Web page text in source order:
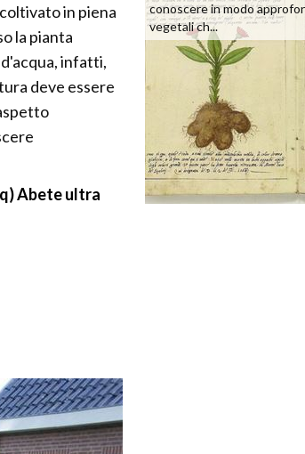
in piena
la pianta
infatti,
deve essere
Abete ultra
conoscere in modo
vegetali ch...